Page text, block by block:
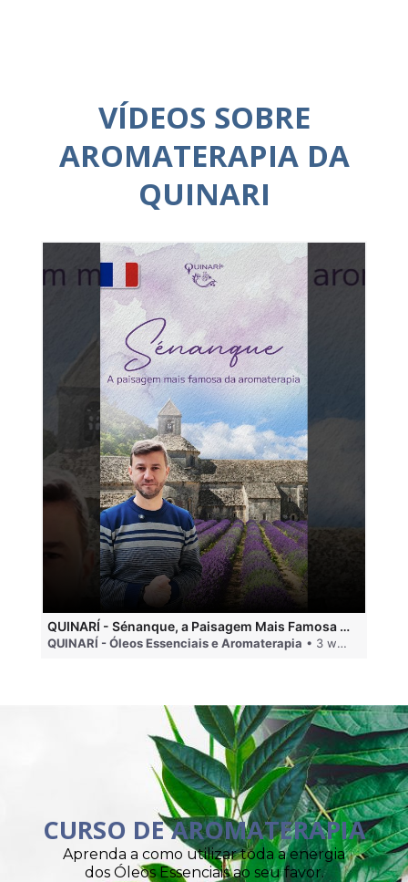
VÍDEOS SOBRE
AROMATERAPIA DA
QUINARI
QUINARÍ - Sénanque, a Paisagem Mais Famosa da Aromaterapia
QUINARÍ - Óleos Essenciais e Aromaterapia • 3 weeks ago
CURSO DE AROMATERAPIA
Aprenda a como utilizar toda a energia
dos Óleos Essenciais ao seu favor.